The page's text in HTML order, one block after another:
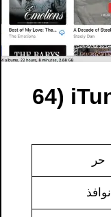
معلومات حول iTunes (64
حر
نوافذ